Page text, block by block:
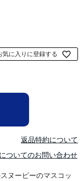
気に入りに登録する
返品特約について
ついてのお問い合わせ
ヌーピーのマスコッ